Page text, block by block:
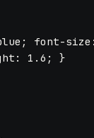
font-
1.6; }